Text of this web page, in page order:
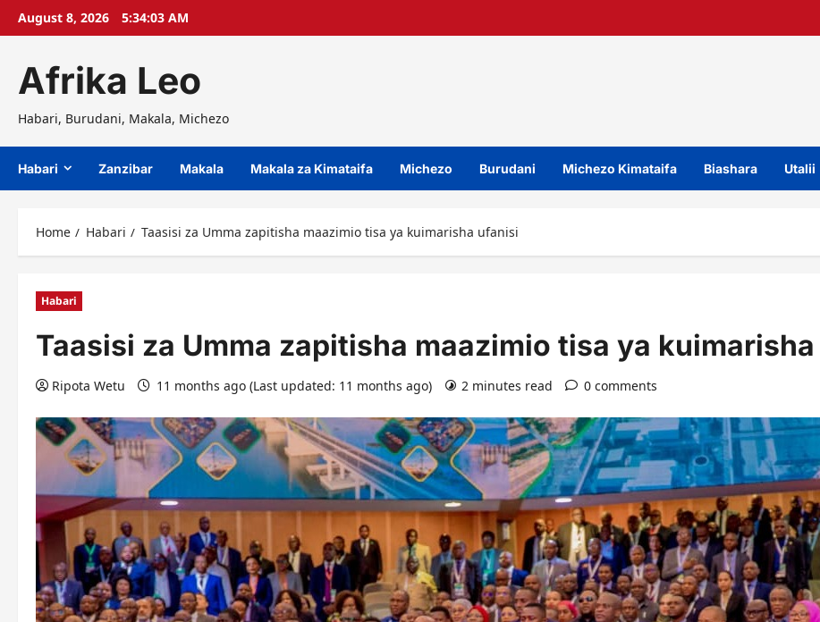
SkipAugust 8, 2026 5:34:04 AM
Afrika Leo
Habari, Burudani, Makala, Michezo
Habari Zanzibar Makala Makala za Kimataifa Michezo Burudani Michezo Kimataifa Biashara Utalii
Home Habari Taasisi za Umma zapitisha maazimio tisa ya kuimarisha ufanisi
Habari
Taasisi za Umma zapitisha maazimio tisa ya
Ripota Wetu 11 months ago (Last updated: 11 months ago) 2 minutes read 0 comments